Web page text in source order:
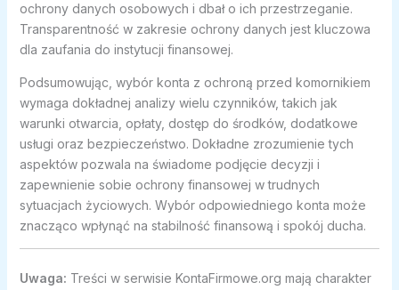
ochrony danych osobowych i dbał o ich przestrzeganie.
Transparentność w zakresie ochrony danych jest kluczowa
dla zaufania do instytucji finansowej.
Podsumowując, wybór konta z ochroną przed komornikiem
wymaga dokładnej analizy wielu czynników, takich jak
warunki otwarcia, opłaty, dostęp do środków, dodatkowe
usługi oraz bezpieczeństwo. Dokładne zrozumienie tych
aspektów pozwala na świadome podjęcie decyzji i
zapewnienie sobie ochrony finansowej w trudnych
sytuacjach życiowych. Wybór odpowiedniego konta może
znacząco wpłynąć na stabilność finansową i spokój ducha.
Uwaga: Treści w serwisie KontaFirmowe.org mają charakter